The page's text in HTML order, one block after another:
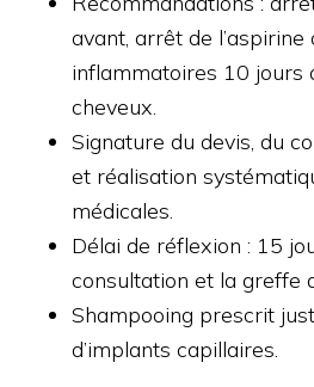
avant, arrêt de
inflammatoires 10 jours
cheveux.
Signature du devis, du
et réalisation
médicales.
Délai de réflexion : 15
consultation et la greffe
Shampooing prescrit
d’implants capillaires.